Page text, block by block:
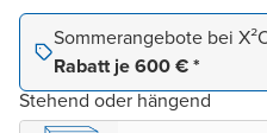
Sommerangebote bei
Rabatt je 600 € *
Stehend oder hängend